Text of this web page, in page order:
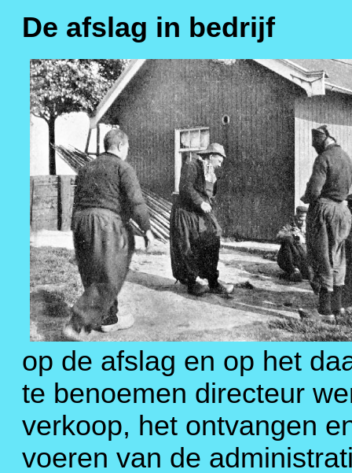
De afslag in bedrijf
op de afslag en op het
te benoemen directeur
verkoop, het ontvangen
voeren van de